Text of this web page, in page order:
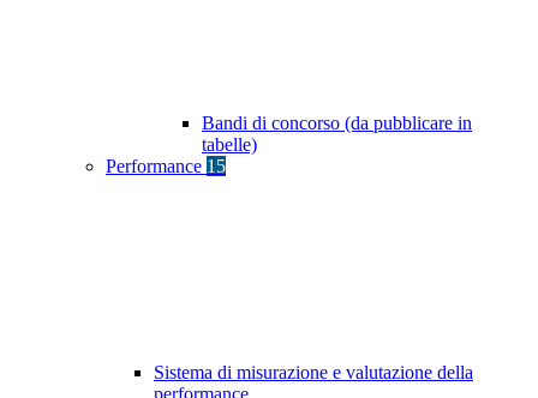
Bandi di concorso (da pubblicare in
tabelle)
Performance 15
Sistema di misurazione e valutazione della